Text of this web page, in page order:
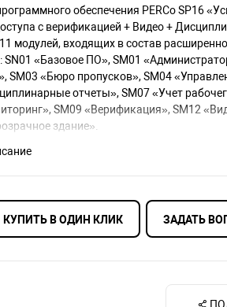
обеспечения PERCo SP16
с верификацией + Видео +
модулей, входящих в состав
SN01 «Базовое ПО», SM01
SM03 «Бюро пропусков», SM04
отчеты», SM07 «Учет
SM09 «Верификация», SM12
здание».
из остальных модулей.
— основной компонент S-20 с
подразделений, должностей,
КУПИТЬ В ОДИН КЛИК ЗАДАТЬ